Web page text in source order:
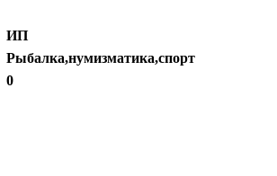
ИП
Рыбалка,нумизматика,спорт
0